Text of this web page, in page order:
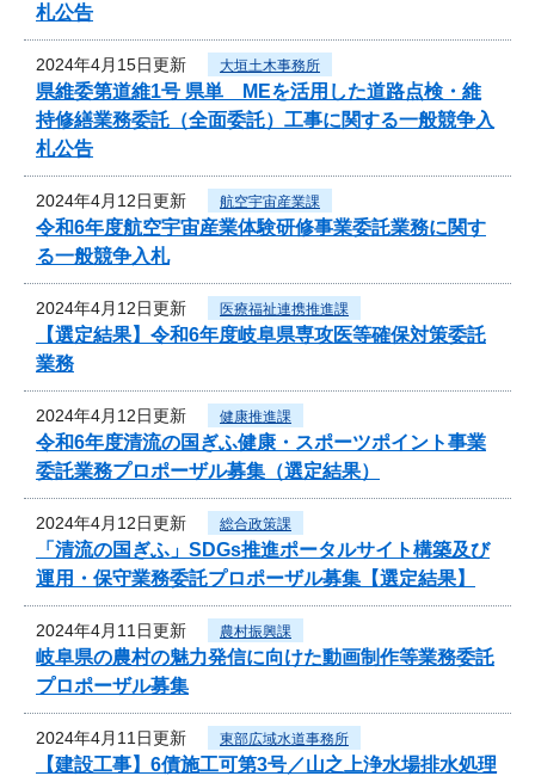
札公告
2024年4月15日更新 大垣土木事務所
県維委第道維1号 県単 MEを活用した道路点検・維
持修繕業務委託（全面委託）工事に関する一般競争入
札公告
2024年4月12日更新 航空宇宙産業課
令和6年度航空宇宙産業体験研修事業委託業務に関す
る一般競争入札
2024年4月12日更新 医療福祉連携推進課
【選定結果】令和6年度岐阜県専攻医等確保対策委託
業務
2024年4月12日更新 健康推進課
令和6年度清流の国ぎふ健康・スポーツポイント事業
委託業務プロポーザル募集（選定結果）
2024年4月12日更新 総合政策課
「清流の国ぎふ」SDGs推進ポータルサイト構築及び
運用・保守業務委託プロポーザル募集【選定結果】
2024年4月11日更新 農村振興課
岐阜県の農村の魅力発信に向けた動画制作等業務委託
プロポーザル募集
2024年4月11日更新 東部広域水道事務所
【建設工事】6債施工可第3号／山之上浄水場排水処理